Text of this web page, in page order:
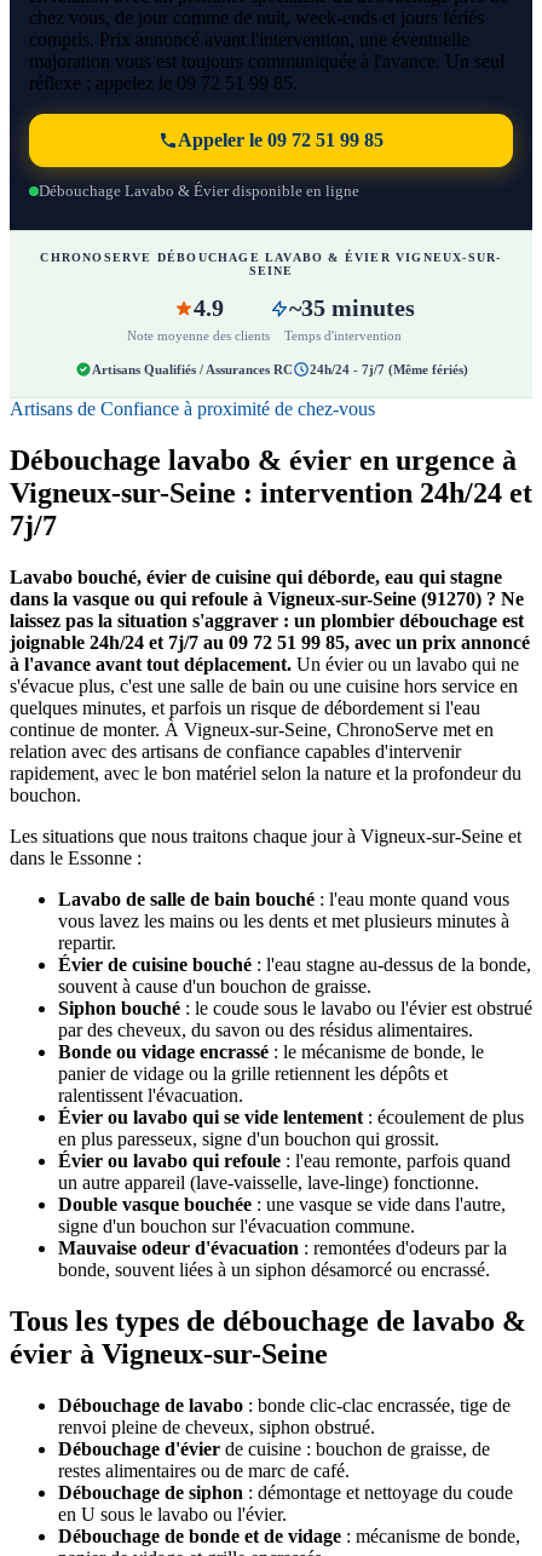
chez vous, de jour comme de nuit, week-ends et jours fériés
compris. Prix annoncé avant l'intervention, une éventuelle
majoration vous est toujours communiquée à l'avance. Un seul
réflexe : appelez le 09 72 51 99 85.
Appeler le 09 72 51 99 85
Débouchage Lavabo & Évier disponible en ligne
CHRONOSERVE DÉBOUCHAGE LAVABO & ÉVIER VIGNEUX-SUR-
SEINE
4.9
Note moyenne des clients
~35 minutes
Temps d'intervention
Artisans Qualifiés / Assurances RC 24h/24 - 7j/7 (Même fériés)
Artisans de Confiance à proximité de chez-vous
Débouchage lavabo & évier en urgence à
Vigneux-sur-Seine : intervention 24h/24 et
7j/7
Lavabo bouché, évier de cuisine qui déborde, eau qui stagne
dans la vasque ou qui refoule à Vigneux-sur-Seine (91270) ? Ne
laissez pas la situation s'aggraver : un plombier débouchage est
joignable 24h/24 et 7j/7 au 09 72 51 99 85, avec un prix annoncé
à l'avance avant tout déplacement. Un évier ou un lavabo qui ne
s'évacue plus, c'est une salle de bain ou une cuisine hors service en
quelques minutes, et parfois un risque de débordement si l'eau
continue de monter. À Vigneux-sur-Seine, ChronoServe met en
relation avec des artisans de confiance capables d'intervenir
rapidement, avec le bon matériel selon la nature et la profondeur du
bouchon.
Les situations que nous traitons chaque jour à Vigneux-sur-Seine et
dans le Essonne :
Lavabo de salle de bain bouché : l'eau monte quand vous
vous lavez les mains ou les dents et met plusieurs minutes à
repartir.
Évier de cuisine bouché : l'eau stagne au-dessus de la bonde,
souvent à cause d'un bouchon de graisse.
Siphon bouché : le coude sous le lavabo ou l'évier est obstrué
par des cheveux, du savon ou des résidus alimentaires.
Bonde ou vidage encrassé : le mécanisme de bonde, le
panier de vidage ou la grille retiennent les dépôts et
ralentissent l'évacuation.
Évier ou lavabo qui se vide lentement : écoulement de plus
en plus paresseux, signe d'un bouchon qui grossit.
Évier ou lavabo qui refoule : l'eau remonte, parfois quand
un autre appareil (lave-vaisselle, lave-linge) fonctionne.
Double vasque bouchée : une vasque se vide dans l'autre,
signe d'un bouchon sur l'évacuation commune.
Mauvaise odeur d'évacuation : remontées d'odeurs par la
bonde, souvent liées à un siphon désamorcé ou encrassé.
Tous les types de débouchage de lavabo &
évier à Vigneux-sur-Seine
Débouchage de lavabo : bonde clic-clac encrassée, tige de
renvoi pleine de cheveux, siphon obstrué.
Débouchage d'évier de cuisine : bouchon de graisse, de
restes alimentaires ou de marc de café.
Débouchage de siphon : démontage et nettoyage du coude
en U sous le lavabo ou l'évier.
Débouchage de bonde et de vidage : mécanisme de bonde,